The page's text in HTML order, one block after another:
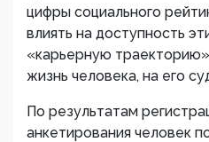
цифры социального
влиять на доступность
«карьерную
жизнь человека, на его
По результатам
анкетирования человек